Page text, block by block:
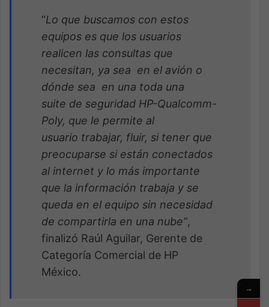
“Lo que buscamos con estos
equipos es que los usuarios
realicen las consultas que
necesitan, ya sea en el avión o
dónde sea en una toda una
suite de seguridad HP-Qualcomm-
Poly, que le permite al
usuario trabajar, fluir, si tener que
preocuparse si están conectados
al internet y lo más importante
que la información trabaja y se
queda en el equipo sin necesidad
de compartirla en una nube”,
finalizó Raúl Aguilar, Gerente de
Categoría Comercial de HP
México.
→